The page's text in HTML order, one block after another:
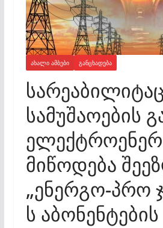
ᲐᲮᲐᲚᲘ ᲐᲛᲑᲔᲑᲘ ᲒᲐᲜᲪᲮᲐᲓᲔᲑᲐ
სამუშაოების
მიწოდება
„ენერგო-პრო
ს